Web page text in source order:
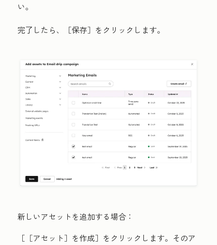
い。
完了したら、
［保存］をクリックします。
新しいアセットを追加する場合：
［［アセット］を作成］ をクリックします。そのア